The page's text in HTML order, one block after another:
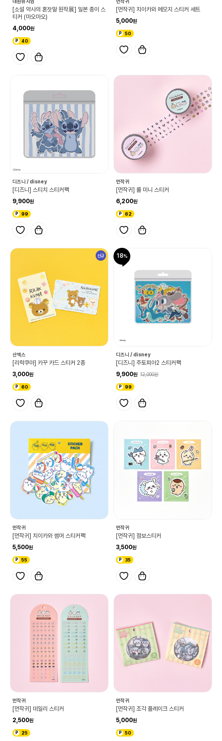
[소설 약사의 혼잣말 원작展] 일본 종이 스
티커 (마오마오)
4,000
40
[먼작귀] 치이카와 메모지 스티커 세트
5,000
50
디즈니 / disney
[디즈니] 스티치 스티커팩
9,900
99
먼작귀
[먼작귀] 롤 미니 스티커
6,200
62
신규
산엑스
[리락쿠마] 카꾸 카드 스티커 2종
3,000
60
18
디즈니 / disney
[디즈니] 주토피아2 스티커팩
9,900
12,000
99
먼작귀
[먼작귀] 치이카와 썸머 스티커팩
5,500
55
먼작귀
[먼작귀] 점보스티커
3,500
35
먼작귀
[먼작귀] 데일리 스티커
2,500
25
먼작귀
[먼작귀] 조각 플레이크 스티커
5,000
50